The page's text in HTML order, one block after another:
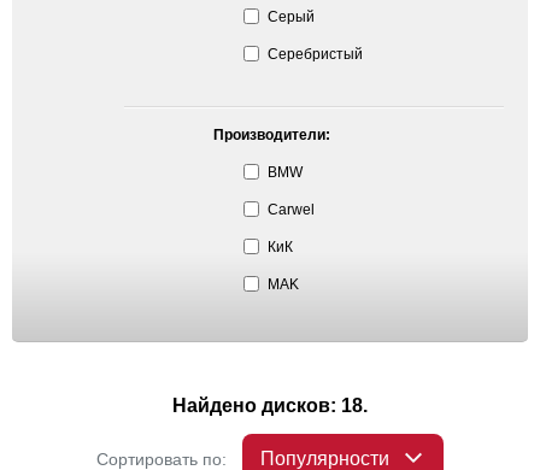
Серый
Серебристый
Производители:
BMW
Carwel
КиК
MAK
Найдено дисков: 18.
Сортировать по: Популярности